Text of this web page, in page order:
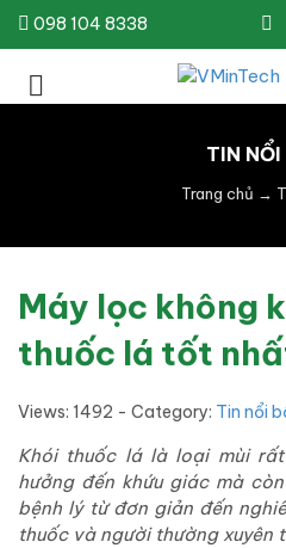
098 104 8338
TIN
Trang chủ →
Máy lọc không
thuốc lá tốt
Views: 1492 - Category: Tin nổi
Khói thuốc lá là loại mùi
hưởng đến khứu giác mà
bệnh lý từ đơn giản đến
thuốc và người thường xuyên